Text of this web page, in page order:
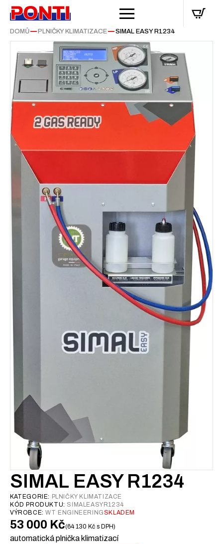
DOMŮ— PLNIČKY KLIMATIZACE—SIMAL EASY R1234
SIMAL EASY R1234
KATEGORIE: PLNIČKY KLIMATIZACE
KÓD PRODUKTU: SIMALEASYR1234
VÝROBCE:WT ENGINEERING SKLADEM
53 000 Kč 64 130 Kč s DPH
automatická plnička klimatizací